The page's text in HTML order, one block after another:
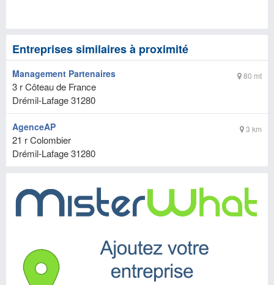
Entreprises similaires à proximité
80 mt
Management Partenaires
3 r Côteau de France
Drémil-Lafage31280
3 km
AgenceAP
21 r Colombier
Drémil-Lafage31280